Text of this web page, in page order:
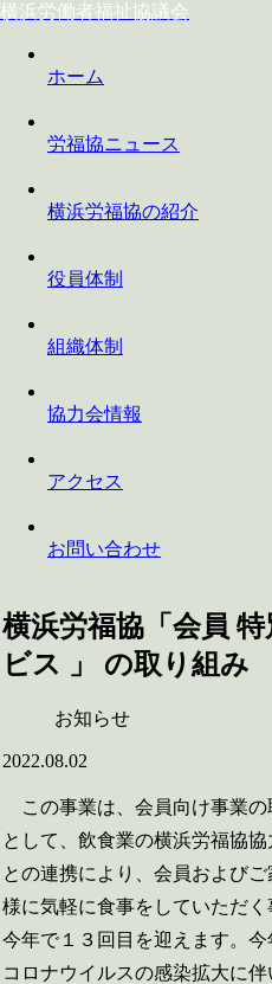
横浜労働者福祉協議会
ホーム
労福協ニュース
横浜労福協の紹介
役員体制
組織体制
協力会情報
アクセス
お問い合わせ
横浜労福協「会員
ビス 」 の取り組み
お知らせ
2022.08.02
この事業は、会員向け事業の
として、飲食業の横浜労福協協
との連携により、会員およびご
様に気軽に食事をしていただく
今年で１３回目を迎えます。今
コロナウイルスの感染拡大に伴